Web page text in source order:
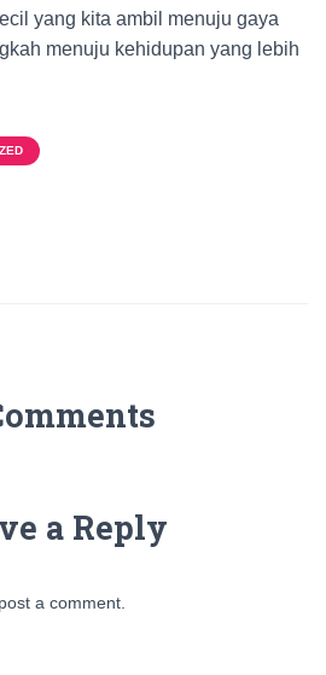
yang kita ambil menuju gaya
menuju kehidupan yang lebih
a Reply
a comment.